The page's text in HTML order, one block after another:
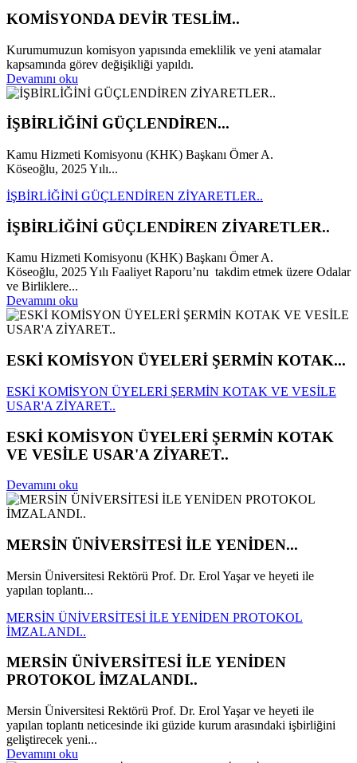
KOMİSYONDA DEVİR TESLİM..
Kurumumuzun komisyon yapısında emeklilik ve yeni atamalar
kapsamında görev değişikliği yapıldı.
Devamını oku
İŞBİRLİĞİNİ GÜÇLENDİREN...
Kamu Hizmeti Komisyonu (KHK) Başkanı Ömer A.
Köseoğlu, 2025 Yılı...
İŞBİRLİĞİNİ GÜÇLENDİREN ZİYARETLER..
İŞBİRLİĞİNİ GÜÇLENDİREN ZİYARETLER..
Kamu Hizmeti Komisyonu (KHK) Başkanı Ömer A.
Köseoğlu, 2025 Yılı Faaliyet Raporu’nu takdim etmek üzere Odalar
ve Birliklere...
Devamını oku
ESKİ KOMİSYON ÜYELERİ ŞERMİN KOTAK...
ESKİ KOMİSYON ÜYELERİ ŞERMİN KOTAK VE VESİLE
USAR'A ZİYARET..
ESKİ KOMİSYON ÜYELERİ ŞERMİN KOTAK
VE VESİLE USAR'A ZİYARET..
Devamını oku
MERSİN ÜNİVERSİTESİ İLE YENİDEN...
Mersin Üniversitesi Rektörü Prof. Dr. Erol Yaşar ve heyeti ile
yapılan toplantı...
MERSİN ÜNİVERSİTESİ İLE YENİDEN PROTOKOL
İMZALANDI..
MERSİN ÜNİVERSİTESİ İLE YENİDEN
PROTOKOL İMZALANDI..
Mersin Üniversitesi Rektörü Prof. Dr. Erol Yaşar ve heyeti ile
yapılan toplantı neticesinde iki güzide kurum arasındaki işbirliğini
geliştirecek yeni...
Devamını oku